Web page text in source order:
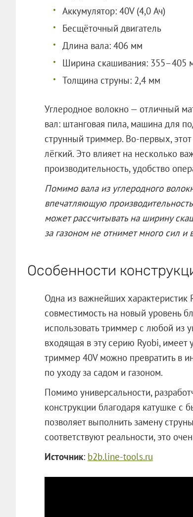
Аккумулятор: 40V (4,0 Ач)
Бесщёточный двигатель
Длина вала: 406 мм
Ширина скашивания: 355–405
Толщина струны: 2,4 мм
Углеродное волокно — отличный
вал: штанговая пила, машина для
струнный триммер. Во-первых,
лёгкий. Это влияет на несколько
производительность, удобство
Помимо вала из углеродного
впечатляющую
может рассчитывать на ширину
за газоном не отнимет много сил и
Особенности
Одна из важнейших характеристик
совместимость на новый уровень
использовать триммер с любой из
входящая в эту серию Ryobi, имеет
триммер 40V можно превратить в
по уходу за садом и газоном.
Помимо универсальности,
конструкции благодаря катушке с
позволяет выполнить замену
соответствуют реальности, это
Источник: b2b.line-tools.ru